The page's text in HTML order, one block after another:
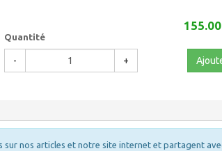
Quantité
- +
sur nos articles et notre site internet et partagent